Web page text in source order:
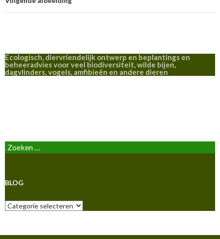
Ecologisch, diervriendelijk ontwerp en beplantings en
beheeradvies voor veel biodiversiteit, wilde bijen,
dagvlinders, vogels, amfibieën en andere dieren
Zoeken
naar:
BLOG
Blog